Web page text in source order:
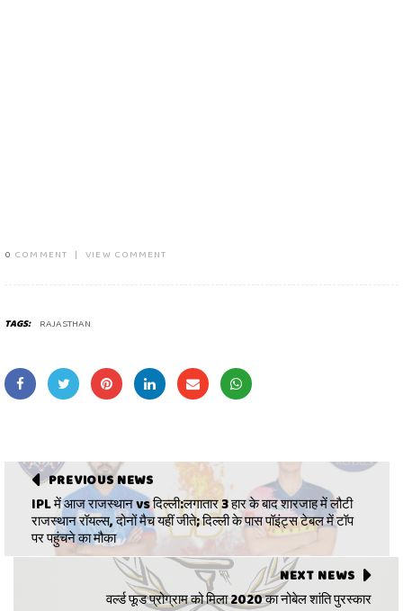
0 COMMENT | VIEW COMMENT
TAGS: RAJASTHAN
PREVIOUS NEWS
IPL में आज राजस्थान vs दिल्ली:लगातार 3 हार के बाद शारजाह में लौटी
राजस्थान रॉयल्स, दोनों मैच यहीं जीते; दिल्ली के पास पॉइंट्स टेबल में टॉप
पर पहुंचने का मौका
NEXT NEWS
वर्ल्ड फूड प्रोग्राम को मिला 2020 का नोबेल शांति पुरस्कार